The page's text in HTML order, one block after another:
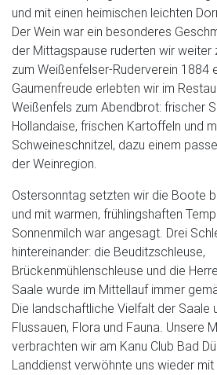
und mit einen heimischen leichten
Der Wein war ein besonderes
der Mittagspause ruderten wir weiter
zum Weißenfelser-Ruderverein 1884
Gaumenfreude erlebten wir im
Weißenfels zum Abendbrot: frischer
Hollandaise, frischen Kartoffeln und
Schweineschnitzel, dazu einem
der Weinregion.
Ostersonntag setzten wir die Boote
und mit warmen, frühlingshaften
Sonnenmilch war angesagt. Drei
hintereinander: die Beuditzschleuse,
Brückenmühlenschleuse und die
Saale wurde im Mittellauf immer
Die landschaftliche Vielfalt der Saale
Flussauen, Flora und Fauna. Unsere
verbrachten wir am Kanu Club Bad
Landdienst verwöhnte uns wieder